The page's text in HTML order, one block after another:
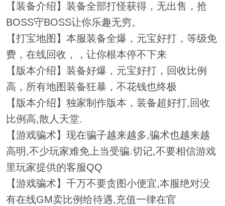
【装备介绍】装备全部打怪获得，无出售，抢
BOSS守BOSS让你乐趣无穷。
【打宝地图】本服装备全爆，元宝好打，等级免
费，在线回收，，让你根本停不下来
【版本介绍】装备好爆，元宝好打，回收比例
高，所有地图装备狂暴，不花钱也终极
【版本介绍】独家制作版本，装备超好打,回收
比例高,散人天堂.
【游戏骗术】现在骗子越来越多,骗术也越来越
高明,不少玩家难免上当受骗.切记,不要相信游戏
里玩家提供的客服QQ
【游戏骗术】千万不要贪图小便宜,本服绝对没
有在线GM卖比例给待遇,充值一律在官